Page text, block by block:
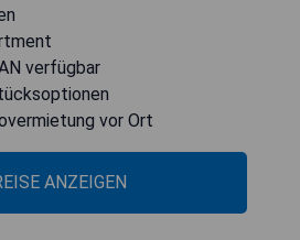
verfügbar
vor Ort
ANZEIGEN